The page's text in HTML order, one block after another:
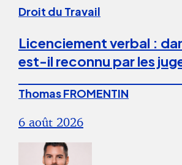
Droit du Travail
Licenciement verbal :
est-il reconnu par les
Thomas FROMENTIN
6 août 2026